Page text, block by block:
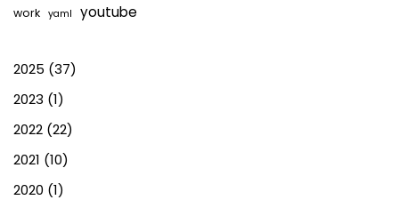
work yaml youtube
2025 (37)
2023 (1)
2022 (22)
2021 (10)
2020 (1)